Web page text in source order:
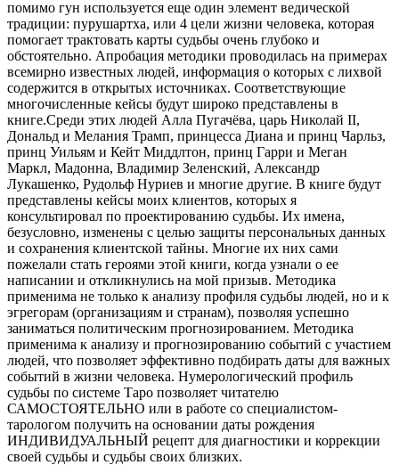
помимо гун используется еще один элемент ведической
традиции: пурушартха, или 4 цели жизни человека, которая
помогает трактовать карты судьбы очень глубоко и
обстоятельно. Апробация методики проводилась на примерах
всемирно известных людей, информация о которых с лихвой
содержится в открытых источниках. Соответствующие
многочисленные кейсы будут широко представлены в
книге.Среди этих людей Алла Пугачёва, царь Николай II,
Дональд и Мелания Трамп, принцесса Диана и принц Чарльз,
принц Уильям и Кейт Миддлтон, принц Гарри и Меган
Маркл, Мадонна, Владимир Зеленский, Александр
Лукашенко, Рудольф Нуриев и многие другие. В книге будут
представлены кейсы моих клиентов, которых я
консультировал по проектированию судьбы. Их имена,
безусловно, изменены с целью защиты персональных данных
и сохранения клиентской тайны. Многие их них сами
пожелали стать героями этой книги, когда узнали о ее
написании и откликнулись на мой призыв. Методика
применима не только к анализу профиля судьбы людей, но и к
эгрегорам (организациям и странам), позволяя успешно
заниматься политическим прогнозированием. Методика
применима к анализу и прогнозированию событий с участием
людей, что позволяет эффективно подбирать даты для важных
событий в жизни человека. Нумерологический профиль
судьбы по системе Таро позволяет читателю
САМОСТОЯТЕЛЬНО или в работе со специалистом-
тарологом получить на основании даты рождения
ИНДИВИДУАЛЬНЫЙ рецепт для диагностики и коррекции
своей судьбы и судьбы своих близких.